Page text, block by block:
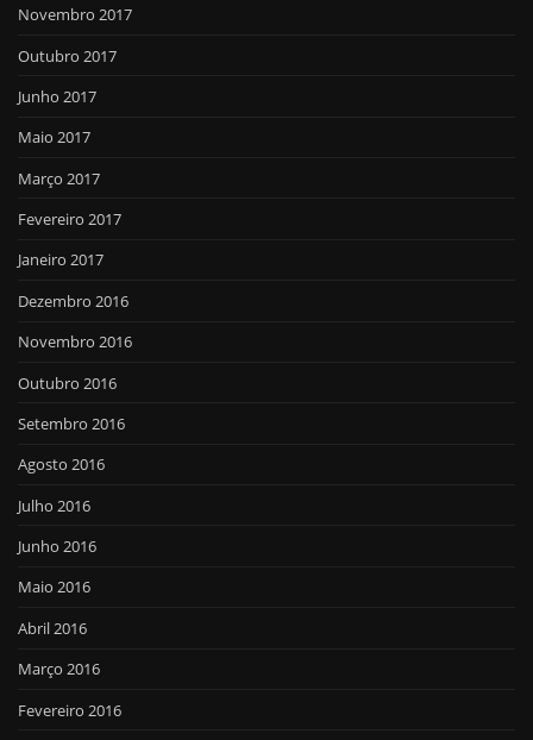
Novembro 2017
Outubro 2017
Junho 2017
Maio 2017
Março 2017
Fevereiro 2017
Janeiro 2017
Dezembro 2016
Novembro 2016
Outubro 2016
Setembro 2016
Agosto 2016
Julho 2016
Junho 2016
Maio 2016
Abril 2016
Março 2016
Fevereiro 2016